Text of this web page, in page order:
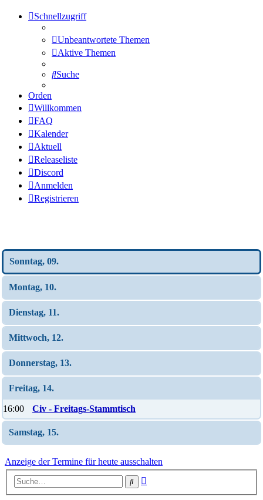
Schnellzugriff
Unbeantwortete Themen
Aktive Themen
Suche
Orden
Willkommen
FAQ
Kalender
Aktuell
Releaseliste
Discord
Anmelden
Registrieren
Sonntag, 09.
Montag, 10.
Dienstag, 11.
Mittwoch, 12.
Donnerstag, 13.
Freitag, 14.
16:00 Civ - Freitags-Stammtisch
Samstag, 15.
Anzeige der Termine für heute ausschalten
Suche